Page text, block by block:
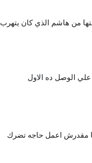
من هاشم الذي كان يتهرب
الوصل ده الاول
مقدرش اعمل حاجه تضرك